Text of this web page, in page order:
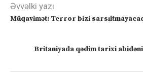
Əvvəlki yazı
Müqavimət: Terror bizi
Britaniyada qədim tarixi abidəni